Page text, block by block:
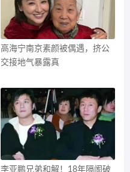
高海宁南京素颜被偶遇，挤公
交接地气暴露真
李亚鹏兄弟和解！18年隔阂破